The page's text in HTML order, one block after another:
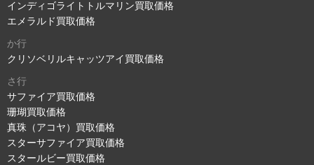
インディゴライトトルマリン買取価格
エメラルド買取価格
か行
クリソベリルキャッツアイ買取価格
さ行
サファイア買取価格
珊瑚買取価格
真珠（アコヤ）買取価格
スターサファイア買取価格
スタールビー買取価格